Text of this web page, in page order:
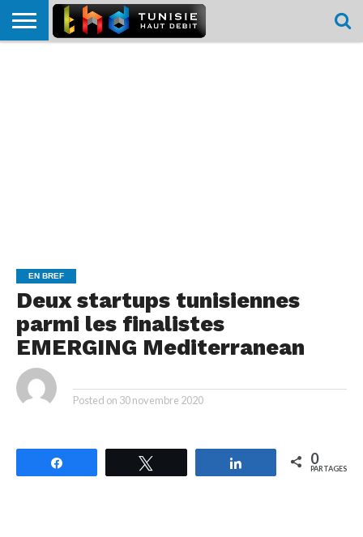
EN BREF
Deux startups tunisiennes
parmi les finalistes
EMERGING Mediterranean
Posted on 30 novembre 2020
Partagez 0
PARTAGES